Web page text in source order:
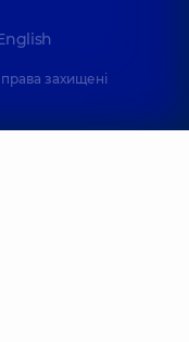
захищені